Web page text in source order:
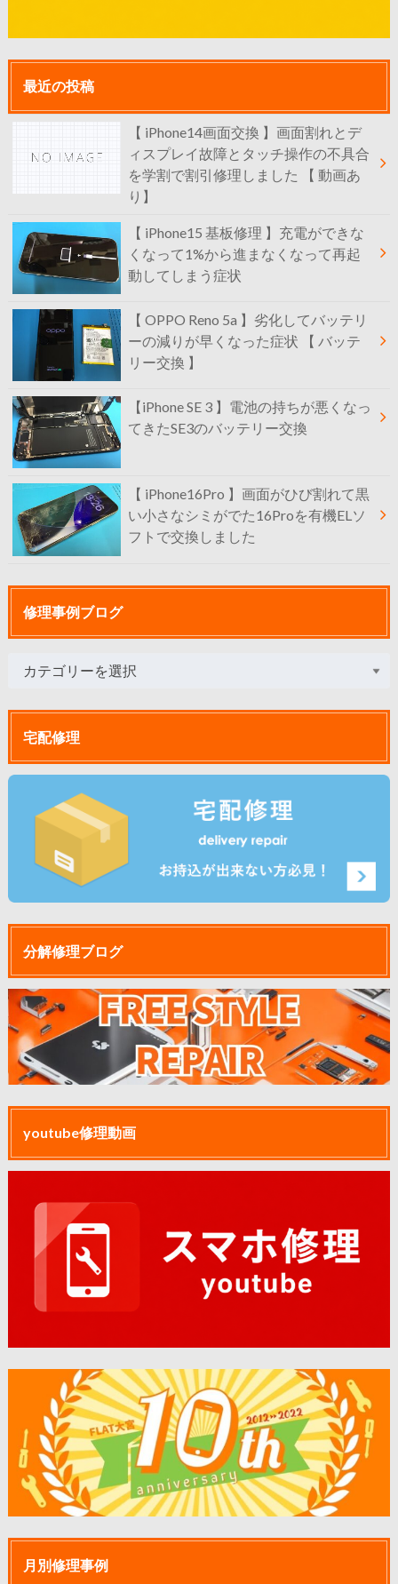
最近の投稿
【 iPhone14画面交換 】画面割れとデ
ィスプレイ故障とタッチ操作の不具合
を学割で割引修理しました 【 動画あ
り】
【 iPhone15 基板修理 】充電ができな
くなって1%から進まなくなって再起
動してしまう症状
【 OPPO Reno 5a 】劣化してバッテリ
ーの減りが早くなった症状 【 バッテ
リー交換 】
【iPhone SE 3 】電池の持ちが悪くなっ
てきたSE3のバッテリー交換
【 iPhone16Pro 】画面がひび割れて黒
い小さなシミがでた16Proを有機ELソ
フトで交換しました
修理事例ブログ
宅配修理
分解修理ブログ
youtube修理動画
月別修理事例